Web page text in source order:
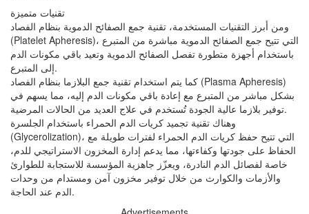
ومن أبرز التقنيات المستخدمة، تقنية جمع الصفائح الدموية بنظام الفصاد
(Platelet Apheresis)، التي تتيح جمع الصفائح الدموية مباشرة من المتبرع
باستخدام أجهزة متطورة تفصل الصفائح الدموية وتعيد باقي مكونات الدم
إلى المتبرع.
كما يتم استخدام تقنية جمع البلازما بنظام الفصاد (Plasma Apheresis)
بشكل مباشر من المتبرع مع إعادة باقي مكونات الدم إليه، مما يسهم في
توفير بلازما عالية الجودة تُستخدم في علاج العديد من الحالات المرضية.
وهناك تقنية تجميد كريات الدم الحمراء باستخدام الجلسرة
(Glycerolization)، التي تتيح حفظ كريات الدم الحمراء لفترات طويلة مع
الحفاظ على جودتها وكفاءتها، مما يدعم إدارة المخزون الاستراتيجي للدم،
خاصة لفصائل الدم النادرة، ويعزّز جاهزية المؤسسة للاستجابة للطوارئ
والأزمات والكوارث من خلال توفير مخزون آمن ومستدام من وحدات
الدم عند الحاجة.